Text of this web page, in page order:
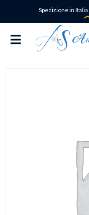
Spedizione in Italia